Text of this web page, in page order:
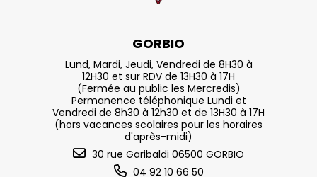
GORBIO
Lund, Mardi, Jeudi, Vendredi de 8H30 à
12H30 et sur RDV de 13H30 à 17H
(Fermée au public les Mercredis)
Permanence téléphonique Lundi et
Vendredi de 8h30 à 12h30 et de 13H30 à 17H
(hors vacances scolaires pour les horaires
d'après-midi)
30 rue Garibaldi 06500 GORBIO
04 92 10 66 50